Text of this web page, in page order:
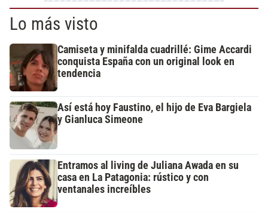
Lo más visto
Camiseta y minifalda cuadrillé: Gime Accardi
conquista España con un original look en
tendencia
Así está hoy Faustino, el hijo de Eva Bargiela
y Gianluca Simeone
Entramos al living de Juliana Awada en su
casa en La Patagonia: rústico y con
ventanales increíbles